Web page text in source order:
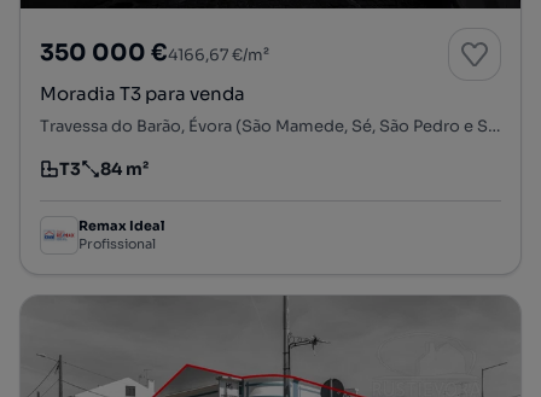
350 000 €4166,67 €/m²
Moradia T3 para venda
Travessa do Barão, Évora (São Mamede, Sé, São Pedro e Santo Antão), Évora, Évora
Tipologia
T3
Preço por metro quadrado
84 m²
Remax Ideal
Profissional